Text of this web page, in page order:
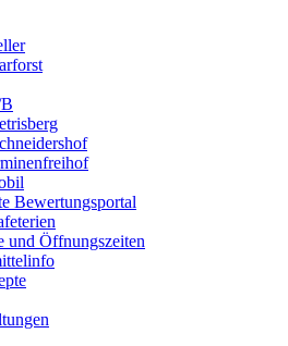
Bewertungsportal
und Öffnungszeiten